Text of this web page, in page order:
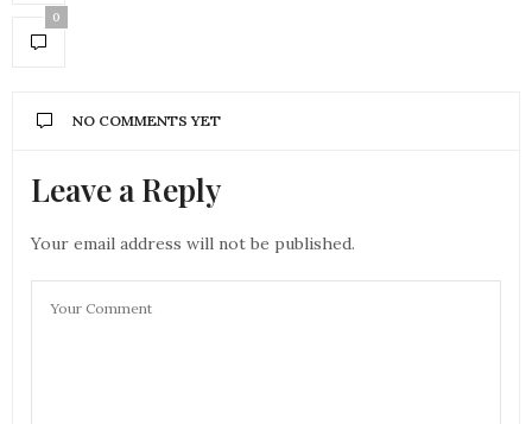
0
NO COMMENTS YET
Leave a Reply
Your email address will not be published.